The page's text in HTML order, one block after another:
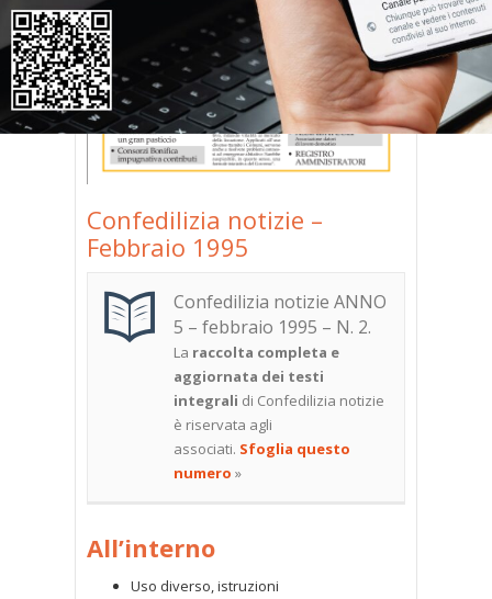
Confedilizia notizie –
Febbraio 1995
Confedilizia notizie ANNO
5 – febbraio 1995 – N. 2.
La raccolta completa e
aggiornata dei testi
integrali di Confedilizia notizie
è riservata agli
associati. Sfoglia questo
numero »
All’interno
Uso diverso, istruzioni